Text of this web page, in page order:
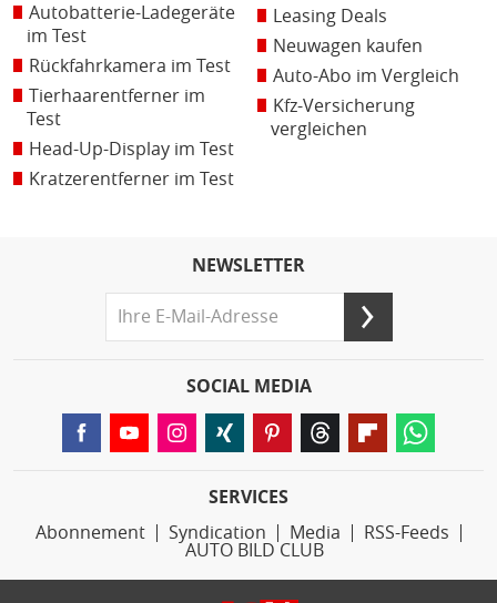
Autobatterie-Ladegeräte
im Test
Rückfahrkamera im Test
Tierhaarentferner im
Test
Head-Up-Display im Test
Kratzerentferner im Test
Leasing Deals
Neuwagen kaufen
Auto-Abo im Vergleich
Kfz-Versicherung
vergleichen
NEWSLETTER
SOCIAL MEDIA
SERVICES
Abonnement
Syndication Media
RSS-Feeds
AUTO BILD CLUB